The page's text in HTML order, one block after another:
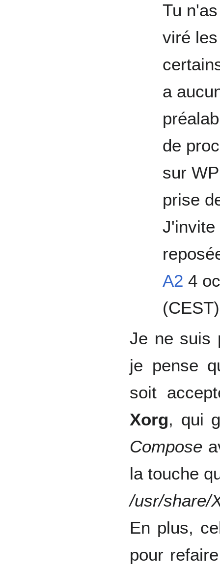
Tu
viré
a
de
sur
prise
J'invite
A2 4
(CEST)
Je ne suis
je pense
soit
Xorg, qui
Compose
la touche
/usr/share/
En plus,
pour